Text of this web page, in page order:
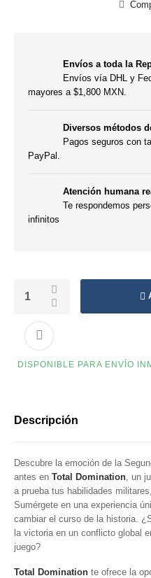
Envíos a toda la
Envíos vía DHL y
mayores a $1,800 MXN.
Diversos métodos
Pagos seguros con
PayPal.
Atención humana
Te respondemos
infinitos
DISPONIBLE PARA ENVÍO
Descripción
Descubre la emoción de la
antes en Total Domination, un
a prueba tus habilidades
Sumérgete en una experiencia
cambiar el curso de la historia.
la victoria en un conflicto global
juego?
Total Domination te ofrece la